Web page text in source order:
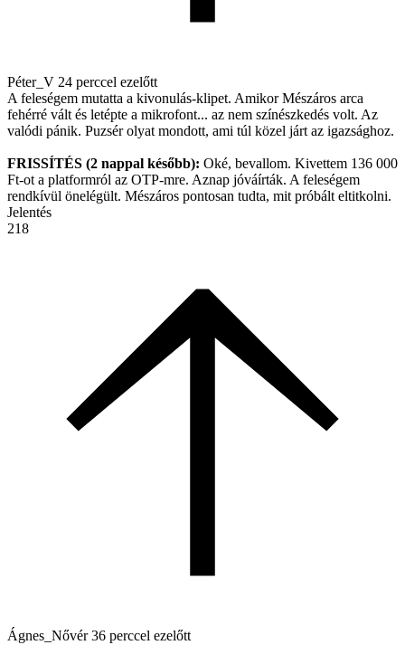
Péter_V 24 perccel ezelőtt
A feleségem mutatta a kivonulás-klipet. Amikor Mészáros arca
fehérré vált és letépte a mikrofont... az nem színészkedés volt. Az
valódi pánik. Puzsér olyat mondott, ami túl közel járt az igazsághoz.
FRISSÍTÉS (2 nappal később): Oké, bevallom. Kivettem 136 000
Ft-ot a platformról az OTP-mre. Aznap jóváírták. A feleségem
rendkívül önelégült. Mészáros pontosan tudta, mit próbált eltitkolni.
Jelentés
218
Ágnes_Nővér36 perccel ezelőtt